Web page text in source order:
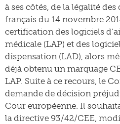
à ses côtés, de la légalité
français du 14 novembre
certification des logiciels
médicale (LAP) et des
dispensation (LAD), alors
déjà obtenu un marquage
LAP. Suite à ce recours, le
demande de décision
Cour européenne. Il
la directive 93/42/CEE,